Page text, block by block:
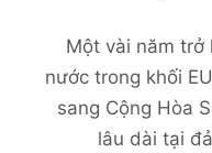
Một vài năm trở
nước trong khối
sang Cộng Hòa
lâu dài tại